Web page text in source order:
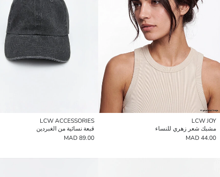
LCW JOY
مشبك شعر زهري للنساء
44.00 MAD
LCW ACCESSORIES
قبعة نسائية من الغبردين
89.00 MAD